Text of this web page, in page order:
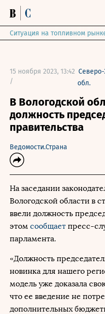
Ситуация на топливном
15 ноября 2023, 13:42
/
обл.
В Вологодской
должность
правительства
Ведомости.Страна
На заседании
Вологодской области в
ввели должность
этом сообщает пресс-
парламента.
«Должность
новинка для нашего
модель уже доказала
что ее введение не
дополнительных